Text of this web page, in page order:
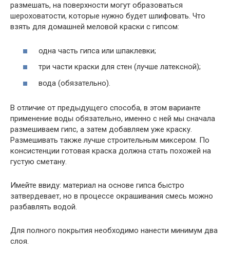
размешать, на поверхности могут образоваться
шероховатости, которые нужно будет шлифовать. Что
взять для домашней меловой краски с гипсом:
одна часть гипса или шпаклевки;
три части краски для стен (лучше латексной);
вода (обязательно).
В отличие от предыдущего способа, в этом варианте
применение воды обязательно, именно с ней мы сначала
размешиваем гипс, а затем добавляем уже краску.
Размешивать также лучше строительным миксером. По
консистенции готовая краска должна стать похожей на
густую сметану.
Имейте ввиду: материал на основе гипса быстро
затвердевает, но в процессе окрашивания смесь можно
разбавлять водой.
Для полного покрытия необходимо нанести минимум два
слоя.